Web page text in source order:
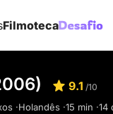
Filmoteca
9.1 /10
·Holandês ·15 min ·14